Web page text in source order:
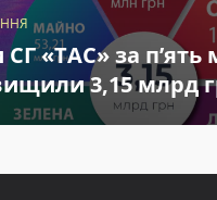
«ТАС» за п’ять
3,15 млрд